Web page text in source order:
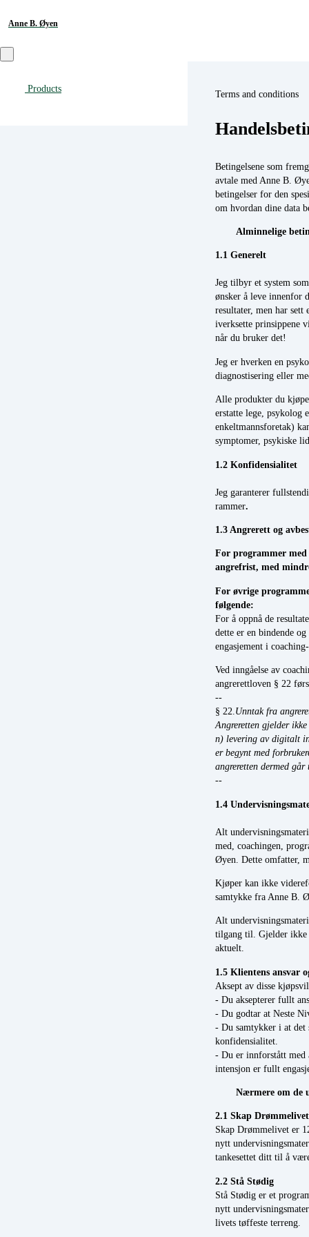
Anne B. Øyen
Products Terms and conditions
Betingelsene som
avtale med Anne B.
betingelser for den
om hvordan dine data
Alminnelige
1.1 Generelt
Jeg tilbyr et system
ønsker å leve innenfor
resultater, men har sett
iverksette prinsippene
når du bruker det!
Jeg er hverken en
diagnostisering eller
Alle produkter du
erstatte lege, psykolog
enkeltmannsforetak)
symptomer, psykiske
1.2 Konfidensialitet
Jeg garanterer
rammer.
1.3 Angrerett og
For programmer
angrefrist, med
For øvrige
For å oppnå de
dette er en bindende
engasjement i
Ved inngåelse av
angrerettloven § 22
--
§ 22. Unntak fra
Angreretten gjelder
n) levering av digitalt
er begynt med
angreretten dermed går
--
1.4
Alt
med, coachingen,
Øyen. Dette omfatter,
Kjøper kan ikke
samtykke fra Anne B.
Alt
tilgang til. Gjelder ikke
aktuelt.
1.5 Klientens ansvar
Aksept av disse
- Du aksepterer fullt
- Du godtar at Neste
- Du samtykker i at det
konfidensialitet.
- Du er innforstått med
intensjon er fullt
Nærmere om de
2.1 Skap Drømmelivet
Skap Drømmelivet er
nytt
tankesettet ditt til å
2.2 Stå Stødig
Stå Stødig er et
nytt
livets tøffeste terreng.